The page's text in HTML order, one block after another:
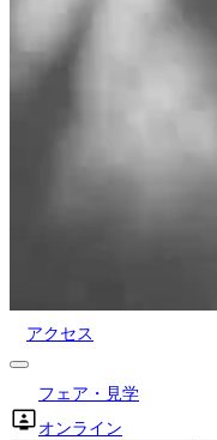
アクセス
フェア・見学
オンライン